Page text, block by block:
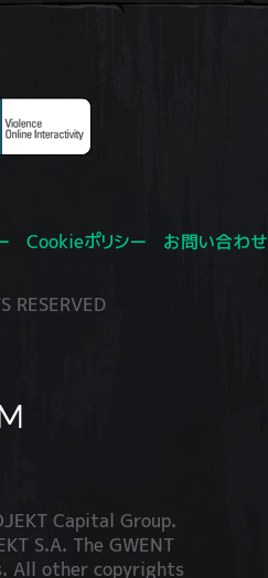
Cookieポリシー お問い合わせ
RESERVED
Capital Group.
S.A. The GWENT
All other copyrights